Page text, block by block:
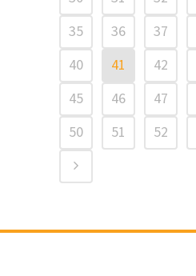
35
36 37
40
41 42
45
46 47
50
51 52